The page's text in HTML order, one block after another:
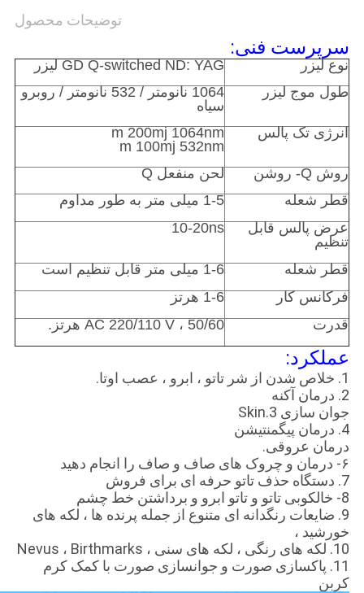
توضیحات محصول
سرپرست فنی:
نوع لیزر
GD Q-switched ND: YAG لیزر
طول موج لیزر
1064 نانومتر / 532 نانومتر / روبرو
سیاه
انرژی تک پالس
m 200mj 1064nm
m 100mj 532nm
روش Q- روشن
لحن منفعل Q
قطر شعله
1-5 میلی متر به طور مداوم
عرض پالس قابل
تنظیم
10-20ns
قطر شعله
1-6 میلی متر قابل تنظیم است
فرکانس کار
1-6 هرتز
قدرت
AC 220/110 V ، 50/60 هرتز.
عملکرد:
1. خلاص شدن از شر تاتو ، ابرو ، عصب اوتا.
2. درمان آکنه
جوان سازی 3.Skin
4. درمان پیگمنتیشن
درمان عروقی.
۶- درمان و چروک های صاف و صاف را انجام دهید
7. دستگاه حذف تاتو حرفه ای برای فروش
8- خالکوبی تاتو و تاتو ابرو و برداشتن خط چشم
9. ضایعات رنگدانه ای متنوع از جمله پرنده ها ، لکه های
خورشید ،
10. لکه های رنگی ، لکه های سنی ، Nevus ، Birthmarks
11. پاکسازی صورت و جوانسازی صورت با کمک کرم
کربن